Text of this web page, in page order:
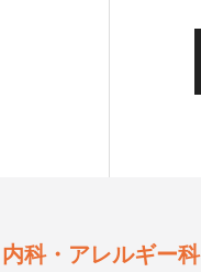
内科・アレルギー科